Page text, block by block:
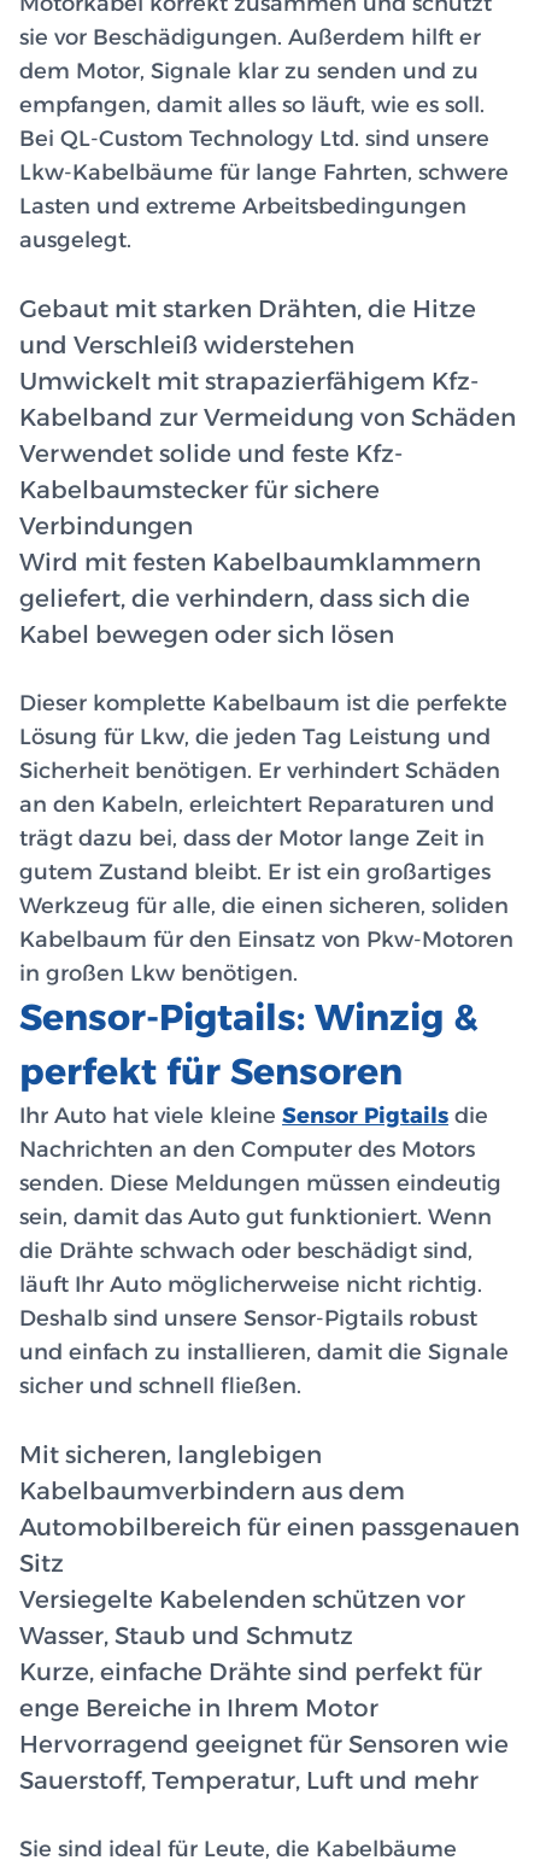
sie vor Beschädigungen. Außerdem hilft er
dem Motor, Signale klar zu senden und zu
empfangen, damit alles so läuft, wie es soll.
Bei QL-Custom Technology Ltd. sind unsere
Lkw-Kabelbäume für lange Fahrten, schwere
Lasten und extreme Arbeitsbedingungen
ausgelegt.
Gebaut mit starken Drähten, die Hitze
und Verschleiß widerstehen
Umwickelt mit strapazierfähigem Kfz-
Kabelband zur Vermeidung von Schäden
Verwendet solide und feste Kfz-
Kabelbaumstecker für sichere
Verbindungen
Wird mit festen Kabelbaumklammern
geliefert, die verhindern, dass sich die
Kabel bewegen oder sich lösen
Dieser komplette Kabelbaum ist die perfekte
Lösung für Lkw, die jeden Tag Leistung und
Sicherheit benötigen. Er verhindert Schäden
an den Kabeln, erleichtert Reparaturen und
trägt dazu bei, dass der Motor lange Zeit in
gutem Zustand bleibt. Er ist ein großartiges
Werkzeug für alle, die einen sicheren, soliden
Kabelbaum für den Einsatz von Pkw-Motoren
in großen Lkw benötigen.
Sensor-Pigtails: Winzig &
perfekt für Sensoren
Ihr Auto hat viele kleine Sensor Pigtails die
Nachrichten an den Computer des Motors
senden. Diese Meldungen müssen eindeutig
sein, damit das Auto gut funktioniert. Wenn
die Drähte schwach oder beschädigt sind,
läuft Ihr Auto möglicherweise nicht richtig.
Deshalb sind unsere Sensor-Pigtails robust
und einfach zu installieren, damit die Signale
sicher und schnell fließen.
Mit sicheren, langlebigen
Kabelbaumverbindern aus dem
Automobilbereich für einen passgenauen
Sitz
Versiegelte Kabelenden schützen vor
Wasser, Staub und Schmutz
Kurze, einfache Drähte sind perfekt für
enge Bereiche in Ihrem Motor
Hervorragend geeignet für Sensoren wie
Sauerstoff, Temperatur, Luft und mehr
Sie sind ideal für Leute, die Kabelbäume